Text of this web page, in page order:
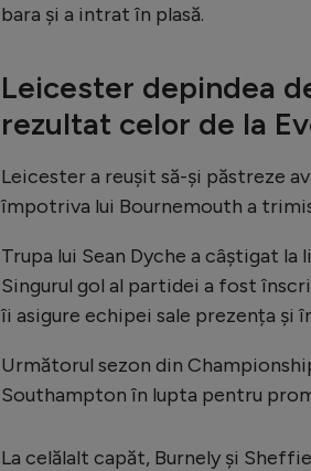
bara și a intrat în plasă.
Leicester depindea
rezultat celor de la
Leicester a reușit să-și păstreze
împotriva lui Bournemouth a
Trupa lui Sean Dyche a câștigat
Singurul gol al partidei a fost
îi asigure echipei sale prezența și
Următorul sezon din
Southampton în lupta pentru
La celălalt capăt, Burnely și